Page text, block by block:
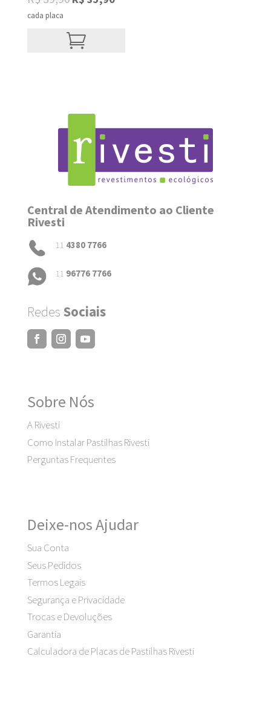
R$ 39,90.
cada placa
Central de Atendimento ao Cliente
Rivesti
11 4380 7766
11 96776 7766
Redes Sociais
Sobre Nós
A Rivesti
Como Instalar Pastilhas Rivesti
Perguntas Frequentes
Deixe-nos Ajudar
Sua Conta
Seus Pedidos
Termos Legais
Segurança e Privacidade
Trocas e Devoluções
Garantia
Calculadora de Placas de Pastilhas Rivesti